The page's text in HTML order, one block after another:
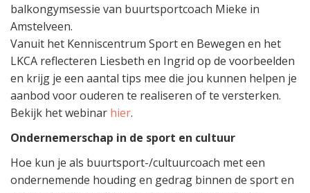
balkongymsessie van buurtsportcoach Mieke in
Amstelveen.
Vanuit het Kenniscentrum Sport en Bewegen en het
LKCA reflecteren Liesbeth en Ingrid op de voorbeelden
en krijg je een aantal tips mee die jou kunnen helpen je
aanbod voor ouderen te realiseren of te versterken.
Bekijk het webinar hier.
Ondernemerschap in de sport en cultuur
Hoe kun je als buurtsport-/cultuurcoach met een
ondernemende houding en gedrag binnen de sport en